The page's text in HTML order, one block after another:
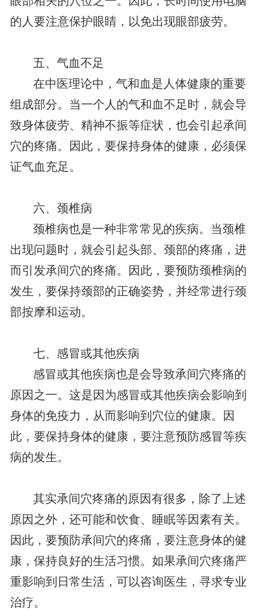
的人要注意保护眼睛，以免出现眼部疲劳。
五、气血不足
在中医理论中，气和血是人体健康的重要
组成部分。当一个人的气和血不足时，就会导
致身体疲劳、精神不振等症状，也会引起承间
穴的疼痛。因此，要保持身体的健康，必须保
证气血充足。
六、颈椎病
颈椎病也是一种非常常见的疾病。当颈椎
出现问题时，就会引起头部、颈部的疼痛，进
而引发承间穴的疼痛。因此，要预防颈椎病的
发生，要保持颈部的正确姿势，并经常进行颈
部按摩和运动。
七、感冒或其他疾病
感冒或其他疾病也是会导致承间穴疼痛的
原因之一。这是因为感冒或其他疾病会影响到
身体的免疫力，从而影响到穴位的健康。因
此，要保持身体的健康，要注意预防感冒等疾
病的发生。
其实承间穴疼痛的原因有很多，除了上述
原因之外，还可能和饮食、睡眠等因素有关。
因此，要预防承间穴的疼痛，要注意身体的健
康，保持良好的生活习惯。如果承间穴疼痛严
重影响到日常生活，可以咨询医生，寻求专业
治疗。